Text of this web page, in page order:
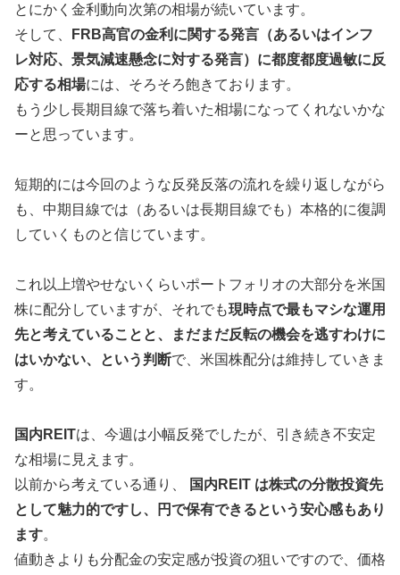
とにかく金利動向次第の相場が続いています。
そして、
FRB高官の金利に関する発言（あるいはインフ
レ対応、景気減速懸念に対する発言）に都度都度過敏に反
応する相場には、そろそろ飽きております。
もう少し長期目線で落ち着いた相場になってくれないかな
ーと思っています。
短期的には今回のような反発反落の流れを繰り返しながら
も、中期目線では（あるいは長期目線でも）本格的に復調
していくものと信じています。
これ以上増やせないくらいポートフォリオの大部分を米国
株に配分していますが、それでも現時点で最もマシな運用
先と考えていることと、まだまだ反転の機会を逃すわけに
はいかない、という判断で、米国株配分は維持していきま
す。
国内REITは、今週は小幅反発でしたが、引き続き不安定
な相場に見えます。
以前から考えている通り、
国内REIT は株式の分散投資先
として魅力的ですし、円で保有できるという安心感もあり
ます。
値動きよりも分配金の安定感が投資の狙いですので、価格